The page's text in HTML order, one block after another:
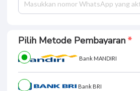
Pilih Metode Pembayaran
Bank MANDIRI
Bank BRI